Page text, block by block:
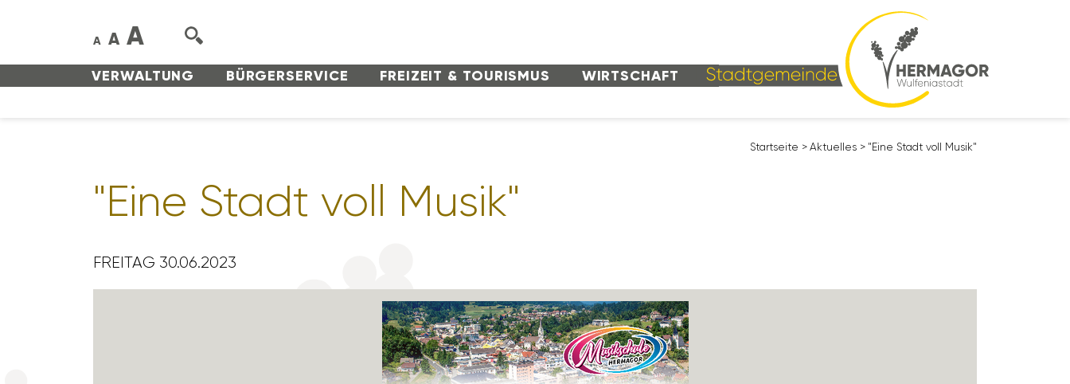
VERWAL­TUNG BÜRGER­SERVICE FREI­ZEIT & TOURISMUS WIRT­SCHAFT
A A A
Start­seite > Aktu­elles > "Eine Stadt voll Musik"
"Eine Stadt voll Musik"
FREITAG 30.06.2023